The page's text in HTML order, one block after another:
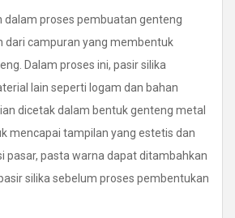
dalam proses pembuatan genteng
dari campuran yang membentuk
Dalam proses ini, pasir silika
lain seperti logam dan bahan
dicetak dalam bentuk genteng metal
mencapai tampilan yang estetis dan
pasar, pasta warna dapat ditambahkan
silika sebelum proses pembentukan